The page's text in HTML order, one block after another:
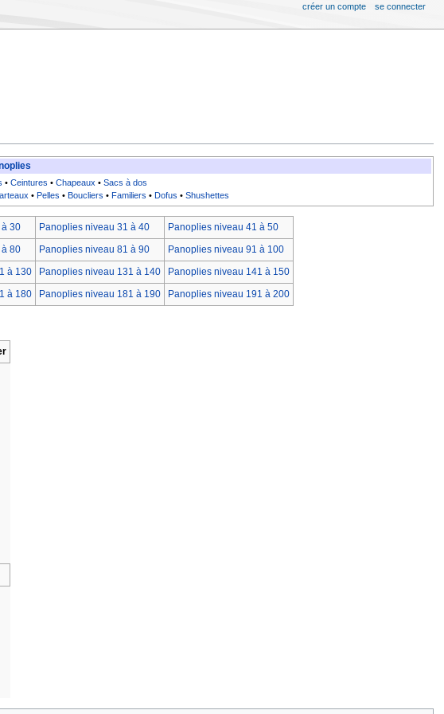
•Ceintures •Chapeaux •Sacs à dos
•Pelles •Boucliers •Familiers •Dofus •Shushettes
30 Panoplies niveau 31 à 40
Panoplies niveau 41 à 50
80 Panoplies niveau 81 à 90
Panoplies niveau 91 à 100
à 130 Panoplies niveau 131 à 140
Panoplies niveau 141 à 150
à 180 Panoplies niveau 181 à 190 Panoplies niveau 191 à 200
créer un compte se connecter